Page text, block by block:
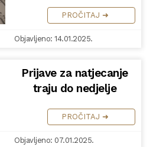
PROČITAJ ➜
Objavljeno: 14.01.2025.
Prijave za natjecanje
traju do nedjelje
PROČITAJ ➜
Objavljeno: 07.01.2025.